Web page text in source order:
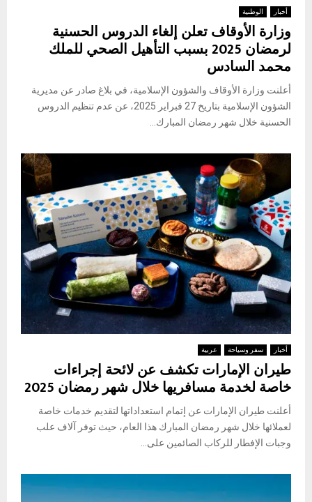
أخبار الوطنية
وزارة الأوقاف تعلن إلغاء الدروس الحسنية
لرمضان 2025 بسبب التأهيل الصحي للملك
محمد السادس
أعلنت وزارة الأوقاف والشؤون الإسلامية، في بلاغ صادر عن مديرية
الشؤون الإسلامية بتاريخ 27 فبراير 2025، عن عدم تنظيم الدروس
الحسنية خلال شهر رمضان المبارك...
أخبار سفر وسياحة عربية
طيران الإمارات تكشف عن لائحة إجراءات
خاصة لخدمة مسافريها خلال شهر رمضان 2025
أعلنت طيران الإمارات عن إتمام استعداداتها لتقديم خدمات خاصة
لعملائها خلال شهر رمضان المبارك هذا العام، حيث توفر آلاف علب
وجبات الإفطار للركاب الصائمين على...